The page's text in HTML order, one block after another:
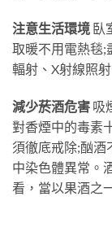
注意生活環境 臥
取暖不用電熱毯;
輻射、X射線照射
減少菸酒危害 吸
對香煙中的毒素
須徹底戒除;酗酒
中染色體異常。
看，當以果酒之